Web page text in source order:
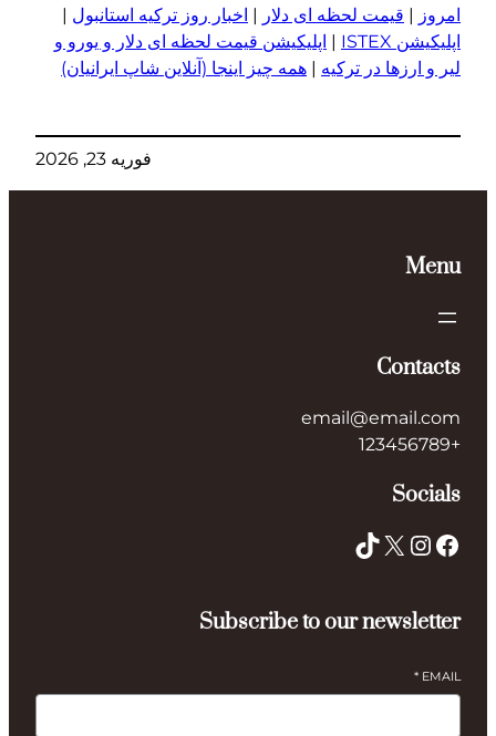
امروز | قیمت لحظه ای دلار | اخبار روز ترکیه استانبول |
اپلیکیشن ISTEX
| اپلیکیشن قیمت لحظه ای دلار و یورو و
لیر و ار زها در ترکیه | همه چیز اینجا (آنلاین شاپ ایرانیان)
فوریه 23, 2026
Menu
Contacts
email@email.com
+123456789
Socials
Facebook
Instagram
X
TikTok
Subscribe to our newsletter
EMAIL
*